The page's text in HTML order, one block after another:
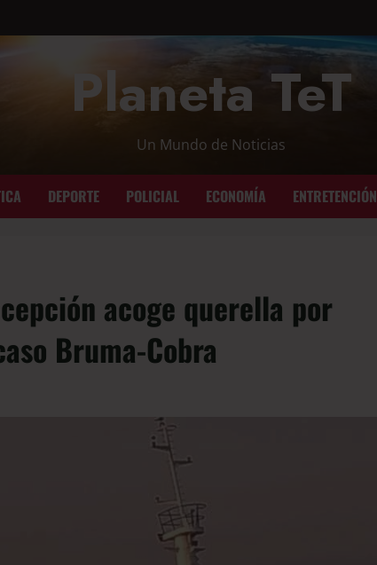
Planeta TeT
Un Mundo de Noticias
DEPORTE POLICIAL ECONOMÍA ENTRETENCIÓN
acoge querella por
Bruma-Cobra